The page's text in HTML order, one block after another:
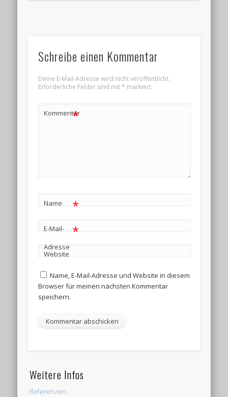
Schreibe einen Kommentar
Deine E-Mail-Adresse wird nicht veröffentlicht.
Erforderliche Felder sind mit* markiert
Kommentar
*
Name *
E-Mail-
Adresse
*
Website
Name, E-Mail-Adresse und Website in diesem
Browser für meinen nächsten Kommentar
speichern.
Weitere Infos
Referenzen